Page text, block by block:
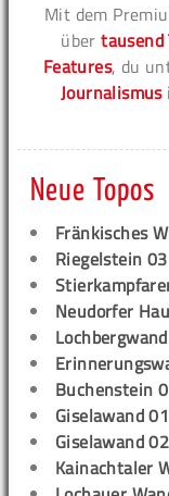
Mit dem
übertausend
Features, du
Journalismus
Neue Topos
Fränkisches
Riegelstein
Neudorfer
Lochbergwand
Buchenstein
Giselawand
Giselawand
Kainachtaler